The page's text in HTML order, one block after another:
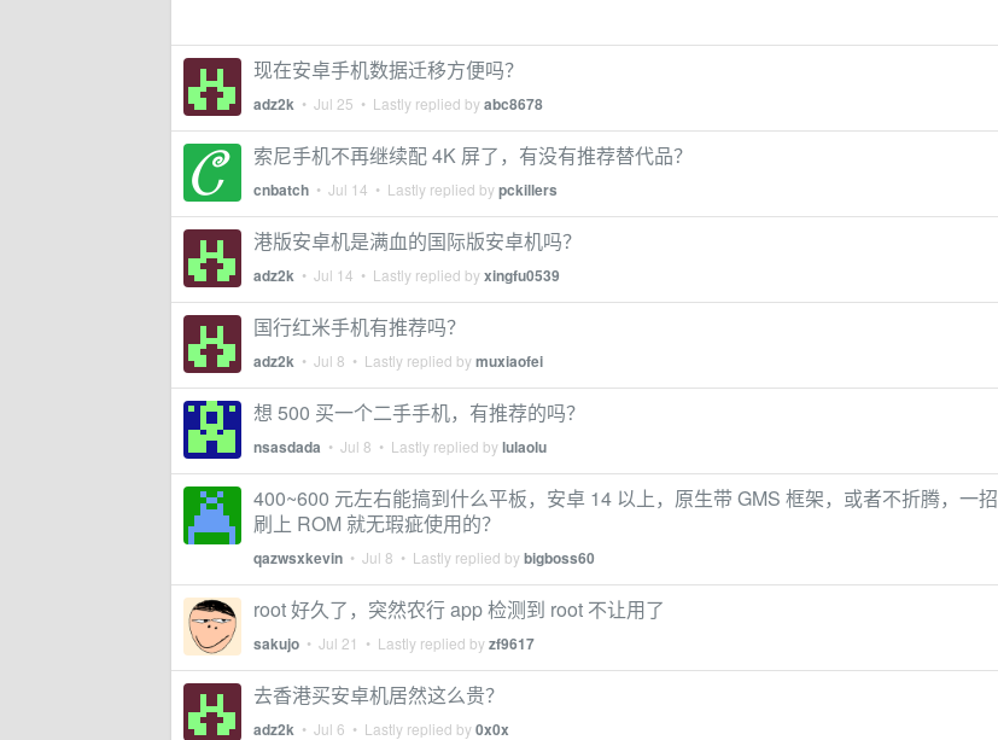
现在安卓手机数据迁移方便吗？
adz2k • Jul 25 • Lastly replied byabc8678
索尼手机不再继续配 4K 屏了，有没有推荐替代品？
cnbatch • Jul 14 • Lastly replied bypckillers
港版安卓机是满血的国际版安卓机吗？
adz2k • Jul 14 • Lastly replied byxingfu0539
国行红米手机有推荐吗？
adz2k • Jul 8 • Lastly replied bymuxiaofei
想 500 买一个二手手机，有推荐的吗？
nsasdada • Jul 8 • Lastly replied bylulaolu
400~600 元左右能搞到什么平板，安卓 14 以上，原生带 GMS 框架，或者不折腾，一招
刷上 ROM 就无瑕疵使用的？
qazwsxkevin • Jul 8 • Lastly replied bybigboss60
root 好久了，突然农行 app 检测到 root 不让用了
sakujo • Jul 21 • Lastly replied byzf9617
去香港买安卓机居然这么贵？
adz2k • Jul 6 • Lastly replied by0x0x